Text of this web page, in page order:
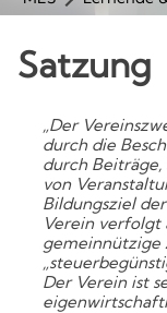
Unsere Schule
Schulleben
Hilfe & Beratung
Bildungsangebote
Kompetenzen
Satzung
„Der
durch die
durch
von
Bildungsziel
Verein verfolgt
gemeinnützige
Der Verein ist